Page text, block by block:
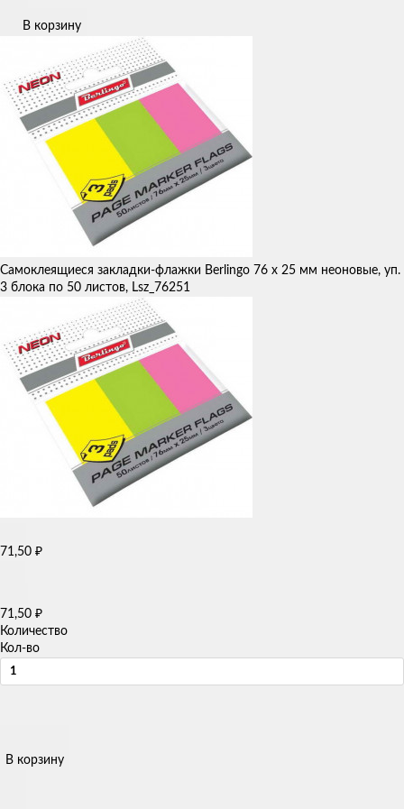
В корзину
Самоклеящиеся закладки-флажки Berlingo 76 х 25 мм неоновые, уп.
3 блока по 50 листов, Lsz_76251
71,50 ₽
71,50 ₽
Количество
Кол-во
В корзину